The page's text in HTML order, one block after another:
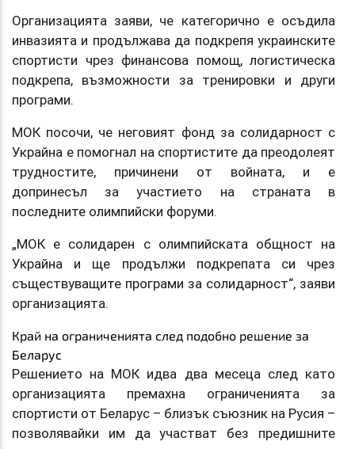
Организацията заяви, че категорично е осъдила
инвазията и продължава да подкрепя украинските
спортисти чрез финансова помощ, логистическа
подкрепа, възможности за тренировки и други
програми.
МОК посочи, че неговият фонд за солидарност с
Украйна е помогнал на спортистите да преодолеят
трудностите, причинени от войната, и е
допринесъл за участието на страната в
последните олимпийски форуми.
„МОК е солидарен с олимпийската общност на
Украйна и ще продължи подкрепата си чрез
съществуващите програми за солидарност“, заяви
организацията.
Край на ограниченията след подобно решение за
Беларус
Решението на МОК идва два месеца след като
организацията премахна ограниченията за
спортисти от Беларус – близък съюзник на Русия –
позволявайки им да участват без предишните